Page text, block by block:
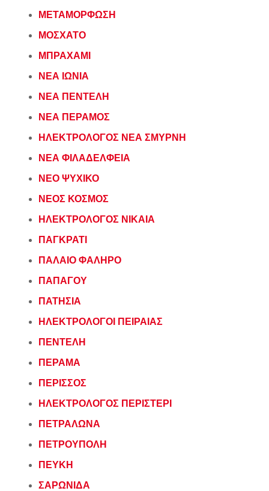
ΜΕΤΑΜΟΡΦΩΣΗ
ΜΟΣΧΑΤΟ
ΜΠΡΑΧΑΜΙ
ΝΕΑ ΙΩΝΙΑ
ΝΕΑ ΠΕΝΤΕΛΗ
ΝΕΑ ΠΕΡΑΜΟΣ
ΗΛΕΚΤΡΟΛΟΓΟΣ ΝΕΑ ΣΜΥΡΝΗ
ΝΕΑ ΦΙΛΑΔΕΛΦΕΙΑ
ΝΕΟ ΨΥΧΙΚΟ
ΝΕΟΣ ΚΟΣΜΟΣ
ΗΛΕΚΤΡΟΛΟΓΟΣ ΝΙΚΑΙΑ
ΠΑΓΚΡΑΤΙ
ΠΑΛΑΙΟ ΦΑΛΗΡΟ
ΠΑΠΑΓΟΥ
ΠΑΤΗΣΙΑ
ΗΛΕΚΤΡΟΛΟΓΟΙ ΠΕΙΡΑΙΑΣ
ΠΕΝΤΕΛΗ
ΠΕΡΑΜΑ
ΠΕΡΙΣΣΟΣ
ΗΛΕΚΤΡΟΛΟΓΟΣ ΠΕΡΙΣΤΕΡΙ
ΠΕΤΡΑΛΩΝΑ
ΠΕΤΡΟΥΠΟΛΗ
ΠΕΥΚΗ
ΣΑΡΩΝΙΔΑ